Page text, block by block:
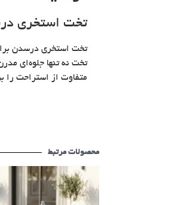
تخت استخری
تخت استخری درسدن
تخت نه تنها جلوه‌ای
متفاوت از استراحت را
محصولات مرتبط